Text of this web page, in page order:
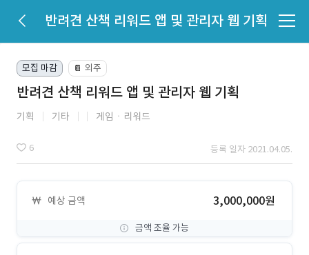
반려견 산책 리워드 앱 및 관리자 웹 기획
모집 마감 📔 외주
반려견 산책 리워드 앱 및 관리자 웹 기획
기획 기타 게임ㆍ리워드
6 등록 일자 2021.04.05.
예상 금액 3,000,000원
금액 조율 가능